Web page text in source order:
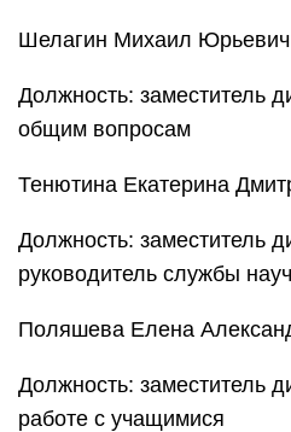
Шелагин Михаил Юрьевич
Должность: заместитель
общим вопросам
Тенютина Екатерина
Должность: заместитель
руководитель службы
Поляшева Елена
Должность: заместитель
работе с учащимися